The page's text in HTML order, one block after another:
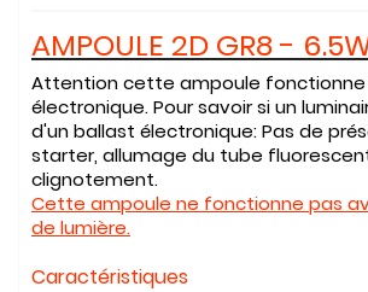
AMPOULE 2D GR8 -
Attention cette ampoule fonctionne
électronique. Pour savoir si un
d'un ballast électronique: Pas de
starter, allumage du tube
clignotement.
Cette ampoule ne fonctionne pas
de lumière.
Caractéristiques